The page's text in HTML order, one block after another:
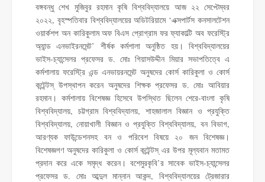
বঙ্গবন্ধু শেখ মুজিবুর রহমান কৃষি বিশ্ববিদ্যালয়ে আজ ২২ সেপ্টেম্বর
২০২২, বৃহস্পতিবার বিশ্ববিদ্যালয়ের অডিটরিয়ামে ‘এক্সপার্টস কনসালটেশন
ওয়ার্কশপ অন কারিকুলাম অফ বিএস প্রোগ্রাম ফর ফ্যাকাল্টি অব ফরেস্ট্রি
অ্যান্ড এনভাইরনমেন্ট’ শীর্ষক কর্মশালা অনুষ্ঠিত হয়। বিশ্ববিদ্যালয়ের
ভাইস-চ্যান্সেলর প্রফেসর ড. মোঃ গিয়াসউদ্দীন মিয়ার সভাপতিত্বে এ
কর্মশালায় ফরেস্ট্রি এন্ড এনভায়রনমেন্ট অনুষদের কোর্স কারিকুলা ও কোর্স
কন্টেন্টস্ উপস্থাপন করেন অনুষদের শিক্ষক প্রফেসর ড. মোঃ আবিয়ার
রহমান। কর্মশালায় বিশেষজ্ঞ হিসেবে উপস্থিত ছিলেন শেরে-বাংলা কৃষি
বিশ্ববিদ্যালয়, চট্টগ্রাম বিশ্ববিদ্যালয়, শাহজালাল বিজ্ঞান ও প্রযুক্তি
বিশ্ববিদ্যালয়, নোয়াখালী বিজ্ঞান ও প্রযুক্তি বিশ্ববিদ্যালয়, বন বিভাগ,
আরণ্যক ফাউন্ডেশনসহ বন ও পরিবেশ বিষয়ে ২০ জন বিশেষজ্ঞ।
বিশেষজ্ঞগণ অনুষদের কারিকুলা ও কোর্স কন্টেন্টস্ এর উপর মূল্যবান মতামত
প্রদান করে একে সমৃদ্ধ করেন। বশেমুরকৃবি’র সাবেক ভাইস-চ্যান্সেলর
প্রফেসর ড. মোঃ আব্দুল মান্নান আকন্দ, বিশ্ববিদ্যালয়ের ট্রেজারার